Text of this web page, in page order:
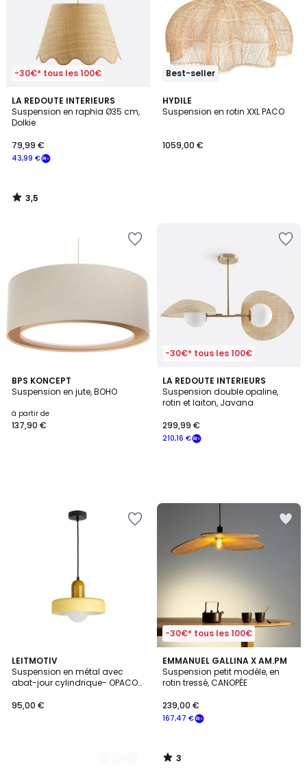
-30€* tous les 100€
LA REDOUTE INTERIEURS
Suspension en raphia Ø35 cm,
Dolkie
43,99 €
79,99 €
3,5
/ 5
3,5
/
Best-seller
HYDILE
Suspension en rotin XXL PACO
1059,00 €
BPS KONCEPT
Suspension en jute, BOHO
à partir de
137,90 €
-30€* tous les 100€
LA REDOUTE INTERIEURS
Suspension double opaline,
rotin et laiton, Javana
210,16 €
299,99 €
LEITMOTIV
Suspension en métal avec
abat-jour cylindrique- OPACO
95,00 €
4
Couleurs
-30€* tous les 100€
EMMANUEL GALLINA X AM.PM
Suspension petit modèle, en
rotin tressé, CANOPÉE
167,47 €
239,00 €
3
/
5
3
/